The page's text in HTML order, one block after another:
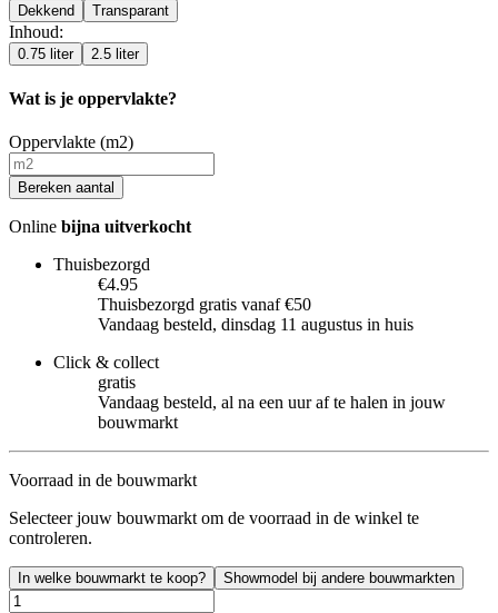
Dekkend Transparant
Inhoud:
0.75 liter 2.5 liter
Wat is je oppervlakte?
Oppervlakte (m2)
Bereken aantal
Online bijna uitverkocht
Thuisbezorgd
€4.95
Thuisbezorgd gratis vanaf €50
Vandaag besteld, dinsdag 11 augustus in huis
Click & collect
gratis
Vandaag besteld, al na een uur af te halen in jouw
bouwmarkt
Voorraad in de bouwmarkt
Selecteer jouw bouwmarkt om de voorraad in de winkel te
controleren.
In welke bouwmarkt te koop? Showmodel bij andere bouwmarkten